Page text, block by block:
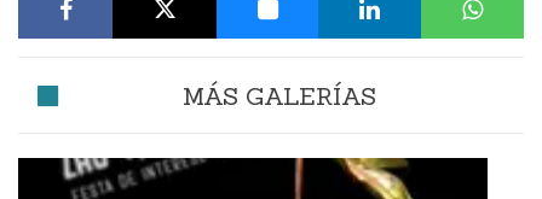
MÁS GALERÍAS